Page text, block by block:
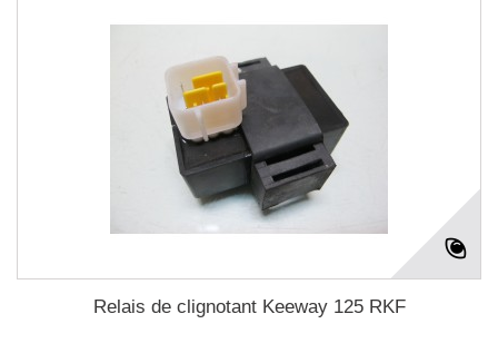
Relais de clignotant Keeway 125 RKF